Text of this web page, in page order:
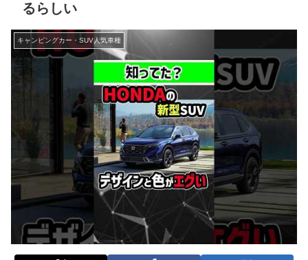
るらしい
キャンピングカー・SUV人気車種